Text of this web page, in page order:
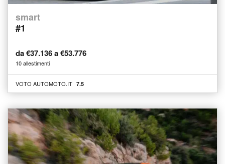
smart
#1
da €37.136 a €53.776
10 allestimenti
VOTO AUTOMOTO.IT 7.5